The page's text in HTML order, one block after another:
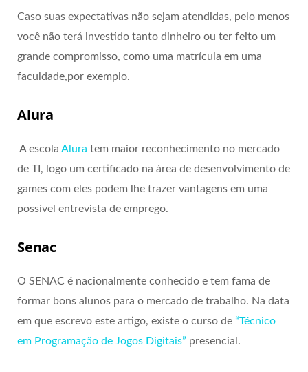
Caso suas expectativas não sejam atendidas, pelo menos
você não terá investido tanto dinheiro ou ter feito um
grande compromisso, como uma matrícula em uma
faculdade,por exemplo.
Alura
A escola Alura tem maior reconhecimento no mercado
de TI, logo um certificado na área de desenvolvimento de
games com eles podem lhe trazer vantagens em uma
possível entrevista de emprego.
Senac
O SENAC é nacionalmente conhecido e tem fama de
formar bons alunos para o mercado de trabalho. Na data
em que escrevo este artigo, existe o curso de “Técnico
em Programação de Jogos Digitais” presencial.